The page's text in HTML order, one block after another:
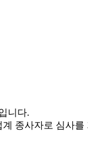
니다.
종사자로 심사